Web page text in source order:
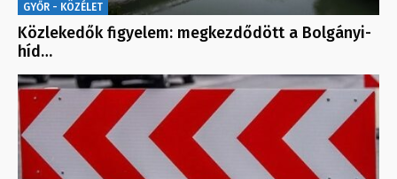
GYŐR - KÖZÉLET
Közlekedők figyelem: megkezdődött a Bolgányi-
híd…